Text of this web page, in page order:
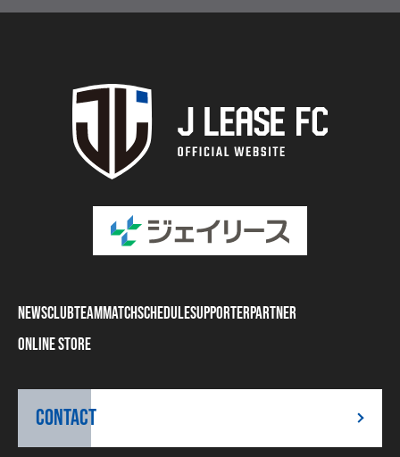
NEWSCLUBTEAMMATCHSCHEDULESUPPORTERPARTNER
ONLINE STORE
CONTACT